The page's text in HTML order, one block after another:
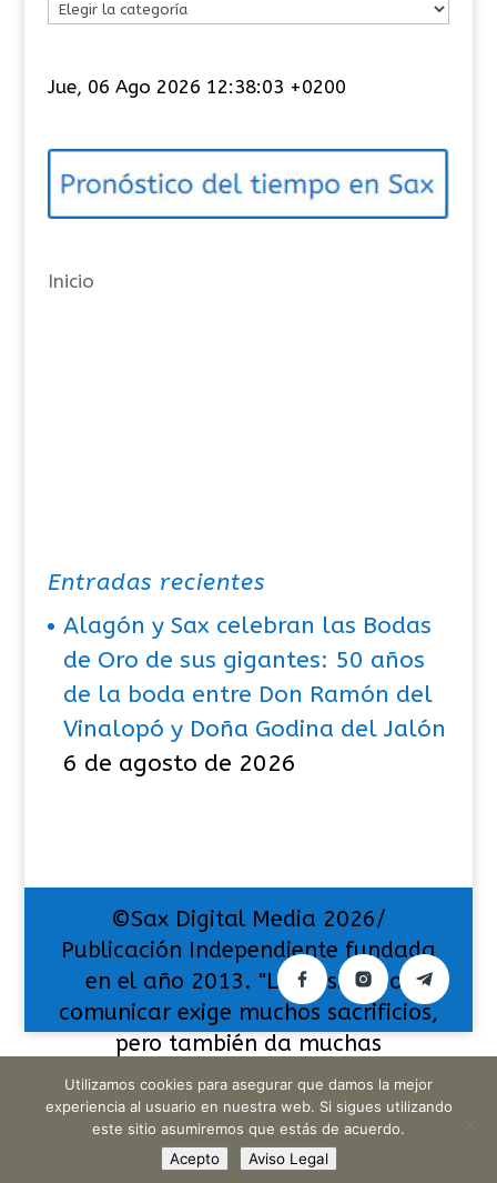
e
o
í
s
Jue, 06 Ago 2026 12:38:03 +0200
Inicio
Entradas recientes
Alagón y Sax celebran las Bodas
de Oro de sus gigantes: 50 años
de la boda entre Don Ramón del
Vinalopó y Doña Godina del Jalón
6 de agosto de 2026
©Sax Digital Media 2026/
Publicación Independiente fundada
en el año 2013. "La pasión por
comunicar exige muchos sacrificios,
pero también da muchas
satisfacciones".
Utilizamos cookies para asegurar que damos la mejor
experiencia al usuario en nuestra web. Si sigues utilizando
este sitio asumiremos que estás de acuerdo.
Acepto
Aviso Legal